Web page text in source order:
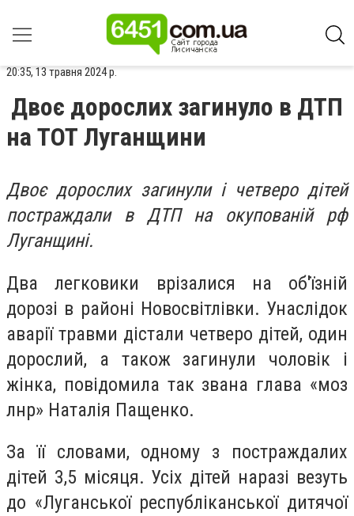
20:35, 13 травня 2024 р.
Двоє дорослих загинуло в ДТП
на ТОТ Луганщини
Двоє дорослих загинули і четверо дітей
постраждали в ДТП на окупованій рф
Луганщині.
Два легковики врізалися на об'їзній
дорозі в районі Новосвітлівки. Унаслідок
аварії травми дістали четверо дітей, один
дорослий, а також загинули чоловік і
жінка, повідомила так звана глава «моз
лнр» Наталія Пащенко.
За її словами, одному з постраждалих
дітей 3,5 місяця. Усіх дітей наразі везуть
до «Луганської республіканської дитячої